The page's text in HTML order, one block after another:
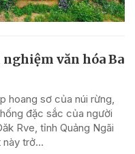
văn hóa Ba
hoang sơ của núi rừng,
đặc sắc của người
Rve, tỉnh Quảng Ngãi
trở...